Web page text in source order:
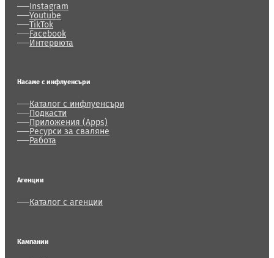
Instagram
Youtube
TikTok
Facebook
Интервюта
Насаме с инфлуенсъри
Каталог с инфлуенсъри
Подкасти
Приложения (Apps)
Ресурси за сваляне
Работа
Агенции
Каталог с агенции
Кампании